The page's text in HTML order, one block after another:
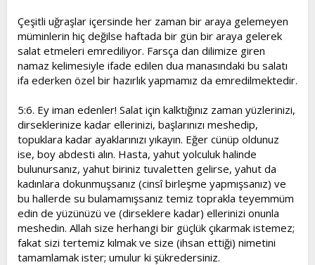
Çeşitli uğraşlar içersinde her zaman bir araya gelemeyen
müminlerin hiç değilse haftada bir gün bir araya gelerek
salat etmeleri emrediliyor. Farsça dan dilimize giren
namaz kelimesiyle ifade edilen dua manasındaki bu salatı
ifa ederken özel bir hazırlık yapmamız da emredilmektedir.
5:6. Ey iman edenler! Salat için kalktığınız zaman yüzlerinizi,
dirseklerinize kadar ellerinizi, başlarınızı meshedip,
topuklara kadar ayaklarınızı yıkayın. Eğer cünüp oldunuz
ise, boy abdesti alın. Hasta, yahut yolculuk halinde
bulunursanız, yahut biriniz tuvaletten gelirse, yahut da
kadınlara dokunmuşsanız (cinsî birleşme yapmışsanız) ve
bu hallerde su bulamamışsanız temiz toprakla teyemmüm
edin de yüzünüzü ve (dirseklere kadar) ellerinizi onunla
meshedin. Allah size herhangi bir güçlük çıkarmak istemez;
fakat sizi tertemiz kılmak ve size (ihsan ettiği) nimetini
tamamlamak ister; umulur ki şükredersiniz.